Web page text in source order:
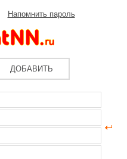
Напомнить пароль
ДОБАВИТЬ